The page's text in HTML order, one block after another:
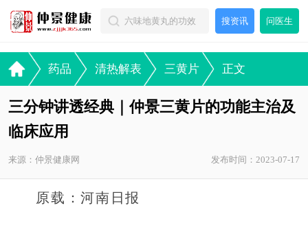
搜资讯 问医生
药品 清热解表 三黄片 正文
三分钟讲透经典｜仲景三黄片的功能主治及
临床应用
来源：仲景健康网 发布时间：2023-07-17
原载：河南日报